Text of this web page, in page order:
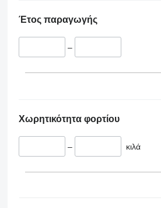
Έτος παραγωγής
–
Χωρητικότητα φορτίου
– κιλά